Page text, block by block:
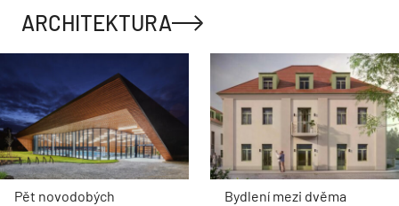
ARCHITEKTURA
Pět novodobých
Bydlení mezi dvěma